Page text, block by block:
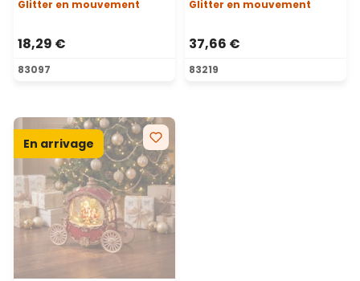
Glitter en mouvement
18,29 €
83097
Glitter en mouvement
37,66 €
83219
En arrivage